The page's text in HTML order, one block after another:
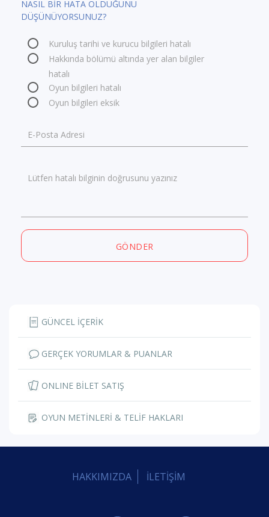
NASIL BİR HATA OLDUĞUNU
DÜŞÜNÜYORSUNUZ?
Kuruluş tarihi ve kurucu bilgileri hatalı
Hakkında bölümü altında yer alan bilgiler
hatalı
Oyun bilgileri hatalı
Oyun bilgileri eksik
E-Posta Adresi
Lütfen hatalı bilginin doğrusunu yazınız
GÖNDER
GÜNCEL İÇERİK
GERÇEK YORUMLAR & PUANLAR
ONLINE BİLET SATIŞ
OYUN METİNLERİ & TELİF HAKLARI
HAKKIMIZDA İLETİŞİM